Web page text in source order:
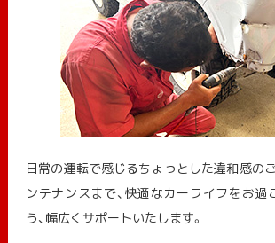
日常の運転で感じるちょっとした違和感の
ンテナンスまで、快適なカーライフをお過
う、幅広くサポートいたします。